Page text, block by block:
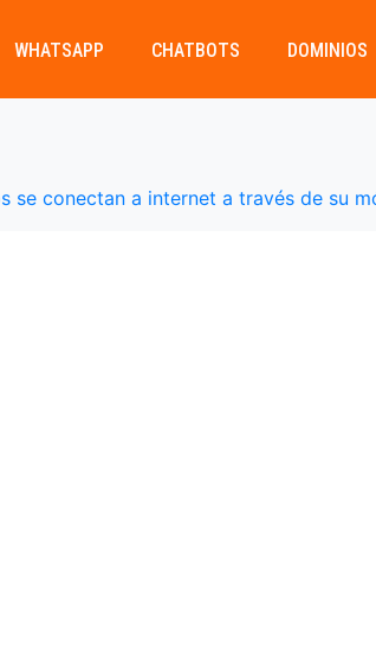
WHATSAPP CHATBOTS DOMINIOS
se conectan a internet a través de su